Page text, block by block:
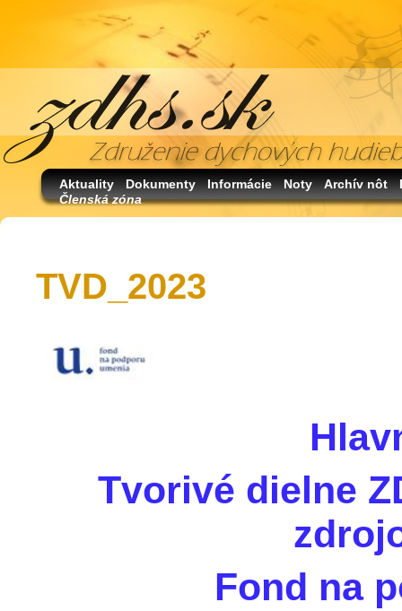
Aktuality Dokumenty Informácie Noty Archív nôt
Členská zóna
TVD_2023
Tvorivé dielne
Fond na